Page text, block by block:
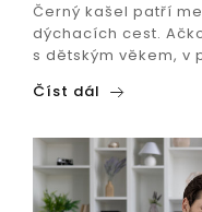
Černý kašel patří
dýchacích cest.
s dětským věkem, v
Číst dál